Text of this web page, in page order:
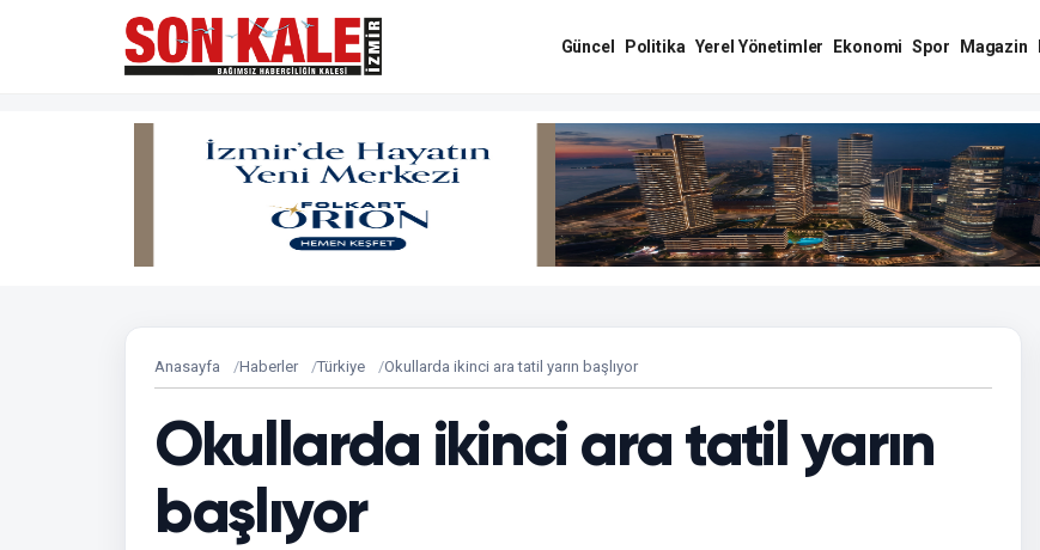
Güncel Politika Yerel Yönetimler Ekonomi Spor Magazin
Anasayfa Haberler Türkiye Okullarda ikinci ara tatil yarın başlıyor
Okullarda ikinci ara tatil yarın
başlıyor